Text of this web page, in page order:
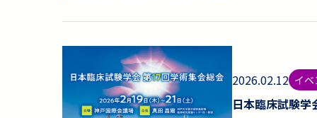
2026.02.12 イ
日本臨床試験